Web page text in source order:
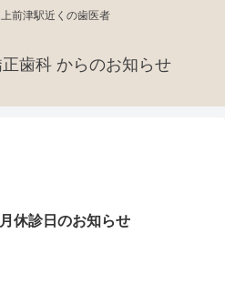
前津駅近くの歯医者
歯科 からのお知らせ
休診日のお知らせ